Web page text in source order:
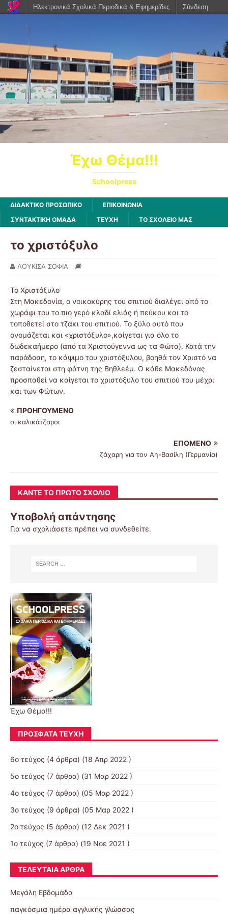
Έχω Θέμα!!!
Schoolpress
ΔΙΔΑΚΤΙΚΟ ΠΡΟΣΩΠΙΚΟ
ΕΠΙΚΟΙΝΩΝΙΑ
ΣΥΝΤΑΚΤΙΚΗ ΟΜΑΔΑ
ΤΕΥΧΗ ΤΟ ΣΧΟΛΕΙΟ ΜΑΣ
το χριστόξυλο
ΛΟΥΚΙΣΑ ΣΟΦΙΑ
Το Χριστόξυλο
Στη Μακεδονία, ο νοικοκύρης του σπιτιού διαλέγει από το
χωράφι του το πιο γερό κλαδί ελιάς ή πεύκου και το
τοποθετεί στο τζάκι του σπιτιού. Το ξύλο αυτό που
ονομάζεται και «χριστόξυλο»,καίγεται για όλο το
δωδεκαήμερο (από τα Χριστούγεννα ως τα Φώτα). Κατά την
παράδοση, το κάψιμο του χριστόξυλου, βοηθά τον Χριστό να
ζεσταίνεται στη φάτνη της Βηθλεέμ. Ο κάθε Μακεδόνας
προσπαθεί να καίγεται το χριστόξυλο του σπιτιού του μέχρι
και των Φώτων.
ΠΡΟΗΓΟΎΜΕΝΟ
οι καλικάτζαροι
ΕΠΌΜΕΝΟ
ζάχαρη για τον Αη-Βασίλη (Γερμανία)
ΚΆΝΤΕ ΤΟ ΠΡΏΤΟ ΣΧΌΛΙΟ
Υποβολή απάντησης
Για να σχολιάσετε πρέπει να συνδεθείτε.
Έχω Θέμα!!!
ΠΡΌΣΦΑΤΑ ΤΕΎΧΗ
6ο τεύχος (4 άρθρα) (18 Απρ 2022 )
5ο τεύχος (7 άρθρα) (31 Μαρ 2022 )
4ο τεύχος (7 άρθρα) (05 Μαρ 2022 )
3ο τεύχος (9 άρθρα) (05 Μαρ 2022 )
2ο τεύχος (5 άρθρα) (12 Δεκ 2021 )
1ο τεύχος (7 άρθρα) (19 Νοε 2021 )
ΤΕΛΕΥΤΑΊΑ ΆΡΘΡΑ
Μεγάλη Εβδομάδα
παγκόσμια ημέρα αγγλικής γλώσσας
Ηλεκτρονικά Σχολικά Περιοδικά & Εφημερίδες Σύνδεση